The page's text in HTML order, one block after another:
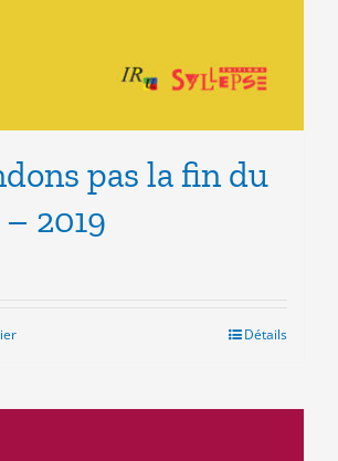
pas la fin du
2019
Détails